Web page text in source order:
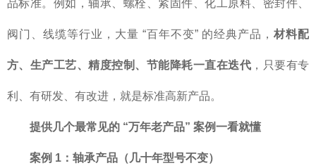
品标准。例如，轴承、螺栓、紧固件、化工原料、密封件、
阀门、线缆等行业，大量 “百年不变” 的经典产品， 材料配
方、生产工艺、精度控制、节能降耗一直在迭代 ，只要有专
利、有研发、有改进，就是标准高新产品。
提供几个最常见的 “万年老产品” 案例一看就懂
案例 1：轴承产品（几十年型号不变）